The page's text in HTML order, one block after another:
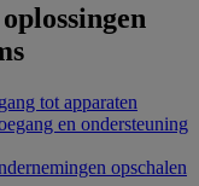
tot apparaten
en ondersteuning
opschalen